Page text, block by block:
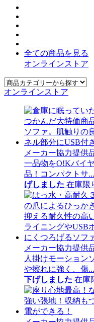
全ての商品を見る
オンラインストア
オンラインストア
メーカー協力提供
一品物をO!Kバイ
品！コンパクトサ...
げしました 在庫限
メーカー協力提供
人掛けモーション
や擦れに強く、傷...
下げしました 在庫